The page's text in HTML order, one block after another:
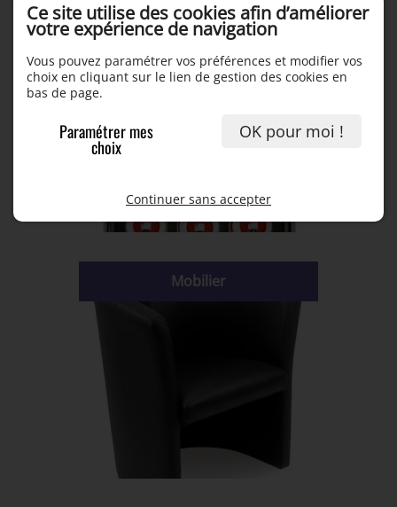
Distribution Electrique & Câblage
Mobilier
Ce site utilise des cookies afin d’améliorer
votre expérience de navigation
Vous pouvez paramétrer vos préférences et modifier vos
choix en cliquant sur le lien de gestion des cookies en
bas de page.
Paramétrer mes
choix
OK pour moi !
Continuer sans accepter